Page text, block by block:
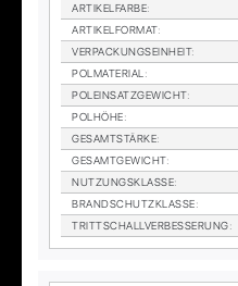
AR­TI­KEL­FAR­BE:
AR­TI­KEL­FOR­MAT:
VER­PA­CKUNGS­EIN­HEIT:
POL­MA­TE­RI­AL:
POL­EIN­SATZ­GE­WICHT:
POL­HÖ­HE:
GE­SAMT­STÄR­KE:
GE­SAMT­GE­WICHT:
NUT­ZUNGS­KLAS­SE:
BRAND­SCHUTZ­KLAS­SE:
TRITT­SCHALL­VER­BES­SE­RUNG: